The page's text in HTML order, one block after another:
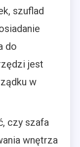
szuflad
do
jest
w
czy szafa
wnętrza